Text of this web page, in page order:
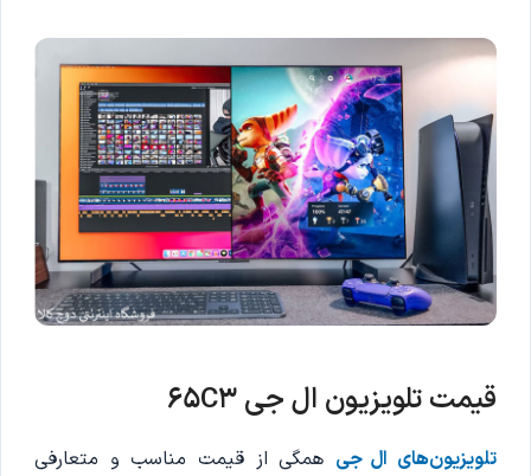
قیمت تلویزیون ال جی 65C3
تلویزیون‌های ال جی همگی از قیمت مناسب و متعارفی